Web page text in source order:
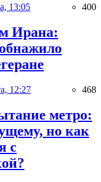
13:05 400
Ирана:
12:27 468
метро:
но как
с